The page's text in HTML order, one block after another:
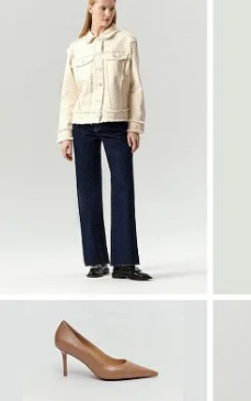
Топ с
GL112/lewpard
SALE